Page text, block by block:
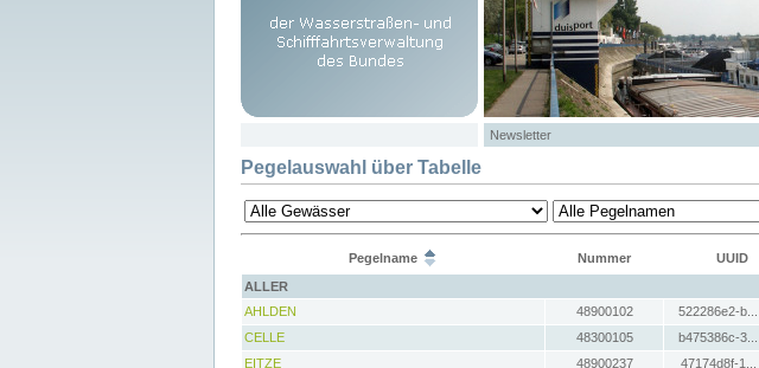
Newsletter
Pegelauswahl über Tabelle
Pegelname Nummer UUID
ALLER
AHLDEN
48900102 522286e2-b...
CELLE
48300105 b475386c-3...
EITZE
48900237 47174d8f-1...